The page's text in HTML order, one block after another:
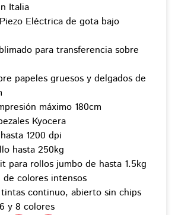
Italia
Eléctrica de gota bajo
para transferencia sobre
papeles gruesos y delgados de
máximo 180cm
Kyocera
1200 dpi
hasta 250kg
para rollos jumbo de hasta 1.5kg
colores intensos
continuo, abierto sin chips
y 8 colores